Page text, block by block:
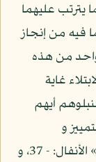
يترتب عليهما
فيه من إنجاز
من هذه
غاية
أيهم
التمييز و
التمحيص: «ليميز الله الخبيث من الطيب:» الأنفال: - 37، و